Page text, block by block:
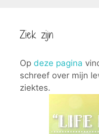
Ziek zijn
Op deze pagina
schreef over mijn
ziektes.